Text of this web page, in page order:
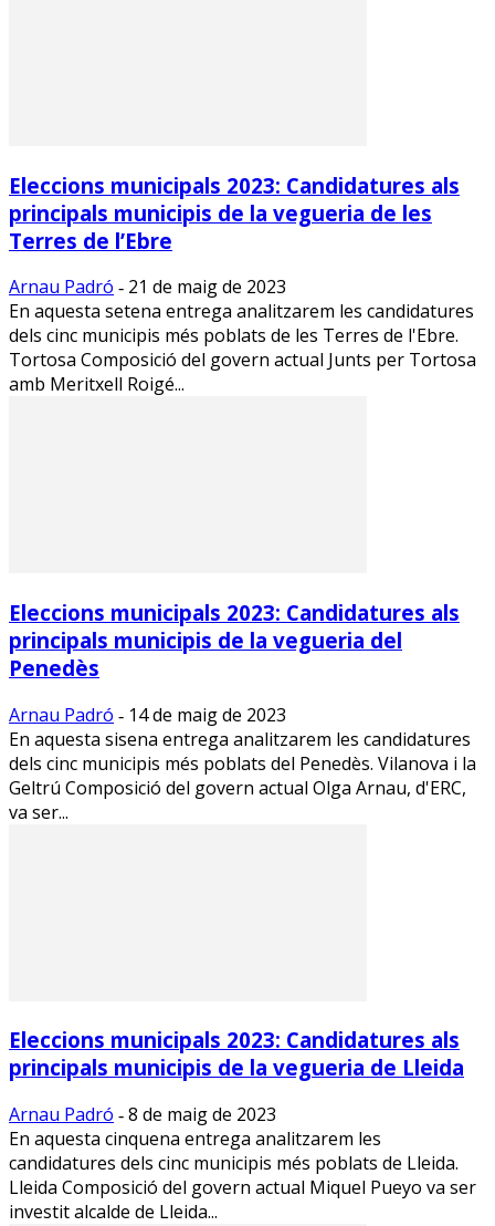
Eleccions municipals 2023: Candidatures als
principals municipis de la vegueria de les
Terres de l’Ebre
Arnau Padró - 21 de maig de 2023
En aquesta setena entrega analitzarem les candidatures
dels cinc municipis més poblats de les Terres de l'Ebre.
Tortosa Composició del govern actual Junts per Tortosa
amb Meritxell Roigé...
Eleccions municipals 2023: Candidatures als
principals municipis de la vegueria del
Penedès
Arnau Padró - 14 de maig de 2023
En aquesta sisena entrega analitzarem les candidatures
dels cinc municipis més poblats del Penedès. Vilanova i la
Geltrú Composició del govern actual Olga Arnau, d'ERC,
va ser...
Eleccions municipals 2023: Candidatures als
principals municipis de la vegueria de Lleida
Arnau Padró - 8 de maig de 2023
En aquesta cinquena entrega analitzarem les
candidatures dels cinc municipis més poblats de Lleida.
Lleida Composició del govern actual Miquel Pueyo va ser
investit alcalde de Lleida...